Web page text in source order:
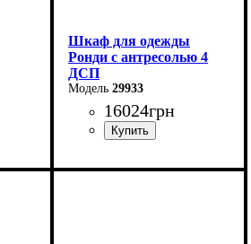
Шкаф для одежды
Ронди с антресолью 4
ДСП
29933
16024грн
Ширина: 160 см